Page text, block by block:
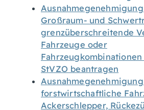
Großraum- und
grenzüberschreitende
Fahrzeuge oder
Fahrzeugkombinationen
StVZO beantragen
forstwirtschaftliche
Ackerschlepper,